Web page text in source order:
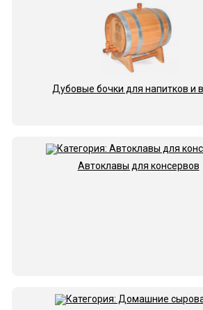
Дубовые бочки для напитков и
Автоклавы для консервов